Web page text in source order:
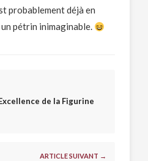
probablement déjà en
pétrin inimaginable.
de la Figurine
ARTICLE SUIVANT →